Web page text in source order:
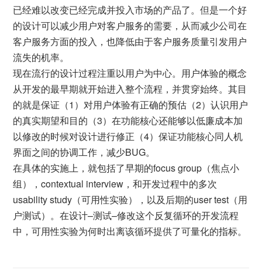
已经难以改变已经完成并投入市场的产品了。但是一个好
的设计可以减少用户对客户服务的需要，从而减少公司在
客户服务方面的投入，也降低由于客户服务质量引发用户
流失的机率。
现在流行的设计过程注重以用户为中心。用户体验的概念
从开发的最早期就开始进入整个流程，并贯穿始终。其目
的就是保证（1）对用户体验有正确的预估（2）认识用户
的真实期望和目的（3）在功能核心还能够以低廉成本加
以修改的时候对设计进行修正（4）保证功能核心同人机
界面之间的协调工作，减少BUG。
在具体的实施上，就包括了早期的focus group（焦点小
组），contextual interview，和开发过程中的多次
usability study（可用性实验），以及后期的user test（用
户测试）。在设计–测试–修改这个反复循环的开发流程
中，可用性实验为何时出离该循环提供了可量化的指标。